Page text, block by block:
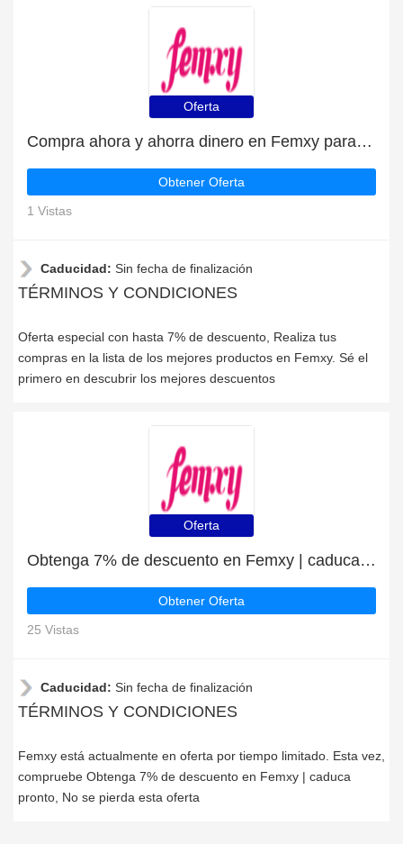
Oferta
Compra ahora y ahorra dinero en Femxy para las liquidaciones de Femxy
Obtener Oferta
1 Vistas
Caducidad: Sin fecha de finalización
TÉRMINOS Y CONDICIONES
Oferta especial con hasta 7% de descuento, Realiza tus
compras en la lista de los mejores productos en Femxy. Sé el
primero en descubrir los mejores descuentos
Oferta
Obtenga 7% de descuento en Femxy | caduca pronto
Obtener Oferta
25 Vistas
Caducidad: Sin fecha de finalización
TÉRMINOS Y CONDICIONES
Femxy está actualmente en oferta por tiempo limitado. Esta vez,
compruebe Obtenga 7% de descuento en Femxy | caduca
pronto, No se pierda esta oferta